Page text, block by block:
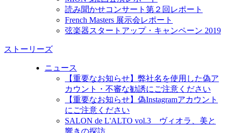
読み聞かせコンサート第２回レポート
French Masters 展示会レポート
弦楽器スタートアップ・キャンペーン 2019
ストーリーズ
ニュース
【重要なお知らせ】弊社名を使用した偽ア
カウント・不審な勧誘にご注意ください
【重要なお知らせ】偽Instagramアカウント
にご注意ください
SALON de L'ALTO vol.3 ヴィオラ、美と
響きの探訪